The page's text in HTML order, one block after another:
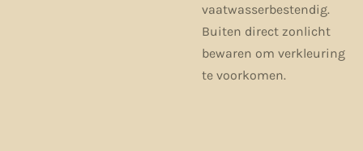
vaatwasserbestendig.
Buiten direct zonlicht
bewaren om verkleuring
te voorkomen.